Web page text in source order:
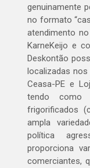
genuinamente
no formato
atendimento
KarneKeijo e
Deskontão
localizadas nos
Ceasa-PE e
tendo como
frigorificados
ampla
política
proporciona
comerciantes,